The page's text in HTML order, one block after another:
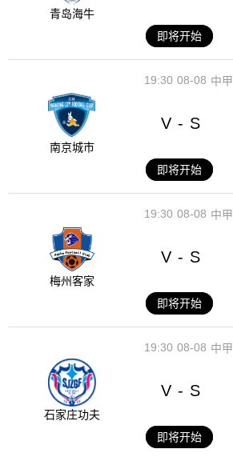
青岛海牛
即将开始
08-08
19:30 中甲
南京城市
V - S
即将开始
08-08
19:30 中甲
梅州客家
V - S
即将开始
08-08
19:30 中甲
石家庄功夫
V - S
即将开始